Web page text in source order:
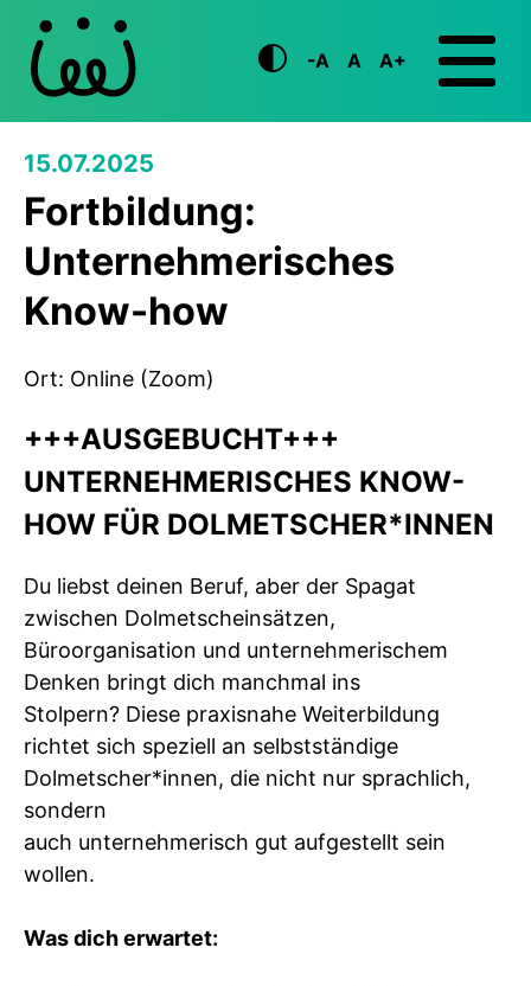
-A A A+
15.07.2025
Fortbildung:
Unternehmerisches
Know-how
Ort: Online (Zoom)
+++AUSGEBUCHT+++
UNTERNEHMERISCHES KNOW-
HOW FÜR DOLMETSCHER*INNEN
Du liebst deinen Beruf, aber der Spagat
zwischen Dolmetscheinsätzen,
Büroorganisation und unternehmerischem
Denken bringt dich manchmal ins
Stolpern? Diese praxisnahe Weiterbildung
richtet sich speziell an selbstständige
Dolmetscher*innen, die nicht nur sprachlich,
sondern
auch unternehmerisch gut aufgestellt sein
wollen.
Was dich erwartet: